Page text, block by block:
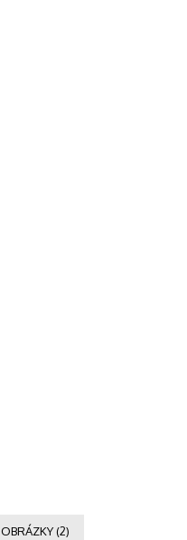
OBRÁZKY (2)